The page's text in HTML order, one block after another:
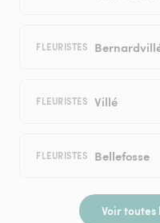
FLEURISTES
FLEURISTES Villé
FLEURISTES Bellefosse
Voir toutes